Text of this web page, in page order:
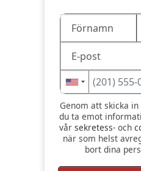
Genom att skicka in detta formulär vill
du ta emot
vår sekretess-och
när som helst
bort dina